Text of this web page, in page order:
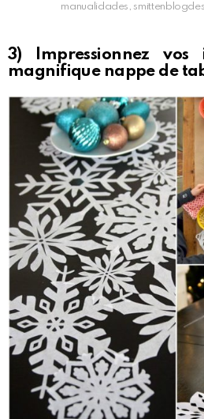
manualidades,
3) Impressionnez vos
magnifique nappe de